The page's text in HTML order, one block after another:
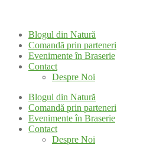
Blogul din Natură
Comandă prin parteneri
Evenimente în Braserie
Contact
Despre Noi
Blogul din Natură
Comandă prin parteneri
Evenimente în Braserie
Contact
Despre Noi